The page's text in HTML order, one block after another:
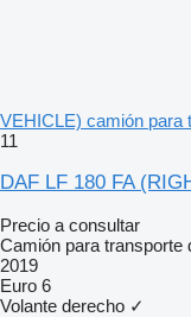
VEHICLE) camión para
11
DAF LF 180 FA
Precio a consultar
Camión para transporte
2019
Euro 6
Volante derecho ✓